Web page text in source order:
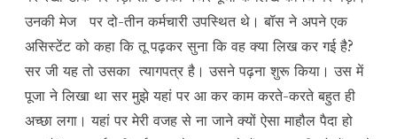
उनकी मेज पर दो-तीन कर्मचारी उपस्थित थे। बॉस ने अपने एक
असिस्टेंट को कहा कि तू पढ़कर सुना कि वह क्या लिख कर गई है?
सर जी यह तो उसका त्यागपत्र है। उसने पढ़ना शुरू किया। उस में
पूजा ने लिखा था सर मुझे यहां पर आ कर काम करते-करते बहुत ही
अच्छा लगा। यहां पर मेरी वजह से ना जाने क्यों ऐसा माहौल पैदा हो